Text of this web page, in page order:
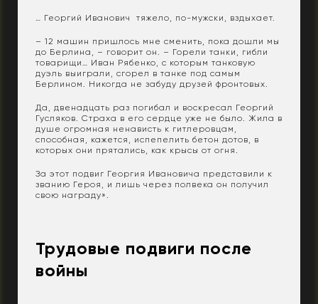
… Георгий Иванович тяжело, по-мужски, вздыхает.
– 12 машин пришлось мне сменить, пока дошли мы
до Берлина, – говорит он. – Горели танки, гибли
товарищи… Иван Рябенко, с которым танковую
дуэль выиграли, сгорел в танке под самым
Берлином. Никогда не забуду друзей фронтовых.
Да, двенадцать раз погибал и воскресал Георгий
Гусляков. Страха в его сердце уже не было. Жила в
душе огромная ненависть к гитлеровцам,
способная, кажется, испепелить бетон дотов, в
которых они прятались, как крысы от огня.
За этот подвиг Георгия Ивановича представили к
званию Героя, и лишь через полвека он получил
свою награду».
Трудовые подвиги после
войны